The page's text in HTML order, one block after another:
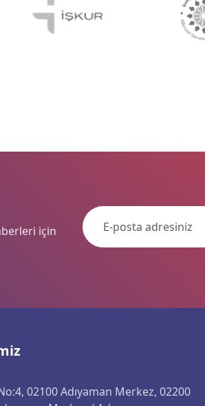
için
02100 Adıyaman Merkez, 02200